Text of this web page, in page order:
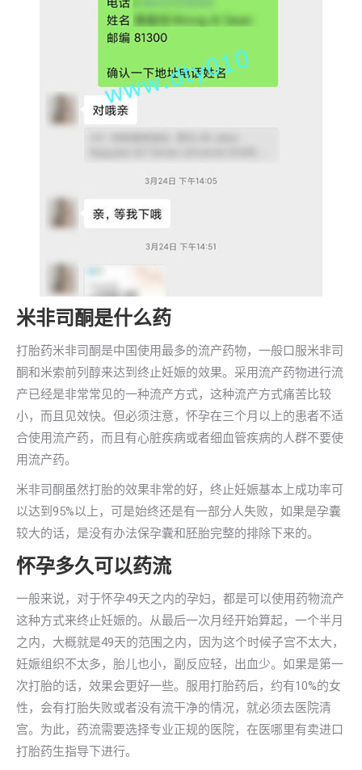
米非司酮是什么药
打胎药米非司酮是中国使用最多的流产药物，一般口服米非司
酮和米索前列醇来达到终止妊娠的效果。采用流产药物进行流
产已经是非常常见的一种流产方式，这种流产方式痛苦比较
小，而且见效快。但必须注意，怀孕在三个月以上的患者不适
合使用流产药，而且有心脏疾病或者细血管疾病的人群不要使
用流产药。
米非司酮虽然打胎的效果非常的好，终止妊娠基本上成功率可
以达到95%以上，可是始终还是有一部分人失败，如果是孕囊
较大的话，是没有办法保孕囊和胚胎完整的排除下来的。
怀孕多久可以药流
一般来说，对于怀孕49天之内的孕妇，都是可以使用药物流产
这种方式来终止妊娠的。从最后一次月经开始算起，一个半月
之内，大概就是49天的范围之内，因为这个时候子宫不太大，
妊娠组织不太多，胎儿也小，副反应轻，出血少。如果是第一
次打胎的话，效果会更好一些。服用打胎药后，约有10%的女
性，会有打胎失败或者没有流干净的情况，就必须去医院清
宫。为此，药流需要选择专业正规的医院，在医哪里有卖进口
打胎药生指导下进行。